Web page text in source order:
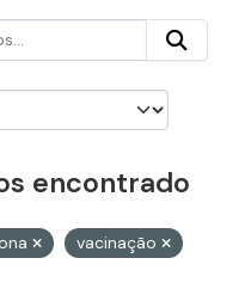
encontrado
vacinação